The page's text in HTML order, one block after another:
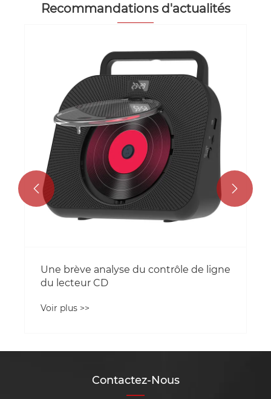
Recommandations d'actualités
Comment un support de lecteur CD
portable peut-il améliorer la mobilité
musicale ?
Voir plus >>
 
Contactez-Nous